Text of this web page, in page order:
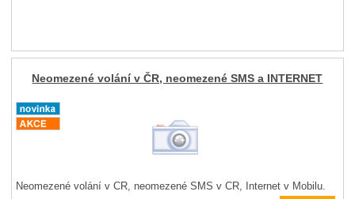
Neomezené volání v ČR, neomezené SMS a INTERNET
Neomezené volání v ČR, neomezené SMS v ČR, Internet v Mobilu.